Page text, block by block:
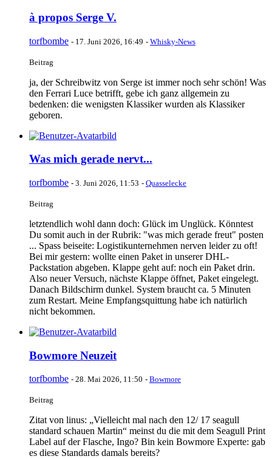
à propos Serge V.
torfbombe - 17. Juni 2026, 16:49 - Whisky-News
Beitrag
ja, der Schreibwitz von Serge ist immer noch sehr schön! Was
den Ferrari Luce betrifft, gebe ich ganz allgemein zu
bedenken: die wenigsten Klassiker wurden als Klassiker
geboren.
Was mich gerade nervt...
torfbombe - 3. Juni 2026, 11:53 - Quasselecke
Beitrag
letztendlich wohl dann doch: Glück im Unglück. Könntest
Du somit auch in der Rubrik: "was mich gerade freut" posten
... Spass beiseite: Logistikunternehmen nerven leider zu oft!
Bei mir gestern: wollte einen Paket in unserer DHL-
Packstation abgeben. Klappe geht auf: noch ein Paket drin.
Also neuer Versuch, nächste Klappe öffnet, Paket eingelegt.
Danach Bildschirm dunkel. System braucht ca. 5 Minuten
zum Restart. Meine Empfangsquittung habe ich natürlich
nicht bekommen.
Bowmore Neuzeit
torfbombe - 28. Mai 2026, 11:50 - Bowmore
Beitrag
Zitat von linus: „Vielleicht mal nach den 12/ 17 seagull
standard schauen Martin“ meinst du die mit dem Seagull Print
Label auf der Flasche, Ingo? Bin kein Bowmore Experte: gab
es diese Standards damals bereits?